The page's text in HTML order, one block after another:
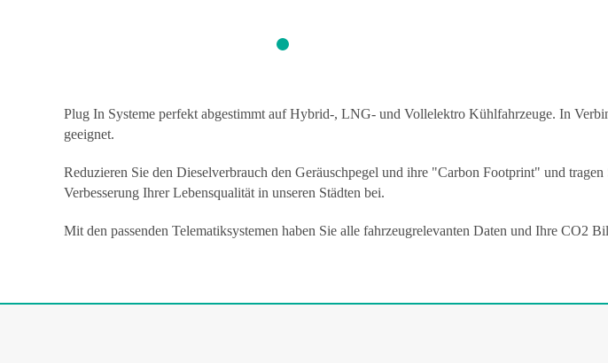
Aufmacher1
Plug In Systeme perfekt abgestimmt auf Hybrid-, LNG- und Vollelektro Kühlfahrzeuge. In
geeignet.
Reduzieren Sie den Dieselverbrauch den Geräuschpegel und ihre "Carbon Footprint" und
Verbesserung Ihrer Lebensqualität in unseren Städten bei.
Mit den passenden Telematiksystemen haben Sie alle fahrzeugrelevanten Daten und Ihre CO2